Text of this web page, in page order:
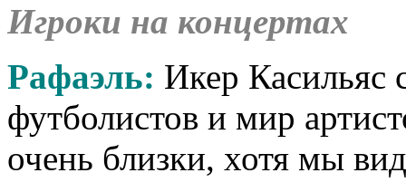
Игроки на концертах
Рафаэль: Икер Касильяс
футболистов и мир
очень близки, хотя мы